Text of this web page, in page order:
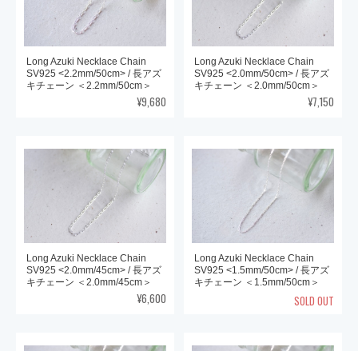
Long Azuki Necklace Chain
SV925 <2.2mm/50cm> / 長アズ
キチェーン ＜2.2mm/50cm＞
¥9,680
Long Azuki Necklace Chain
SV925 <2.0mm/50cm> / 長アズ
キチェーン ＜2.0mm/50cm＞
¥7,150
Long Azuki Necklace Chain
SV925 <2.0mm/45cm> / 長アズ
キチェーン ＜2.0mm/45cm＞
¥6,600
Long Azuki Necklace Chain
SV925 <1.5mm/50cm> / 長アズ
キチェーン ＜1.5mm/50cm＞
SOLD OUT